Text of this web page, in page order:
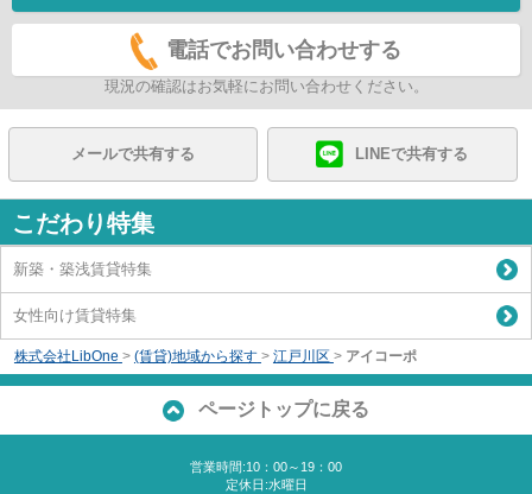
電話でお問い合わせする
現況の確認はお気軽にお問い合わせください。
メールで共有する LINEで共有する
こだわり特集
新築・築浅賃貸特集
女性向け賃貸特集
株式会社LibOne > (賃貸)地域から探す > 江戸川区 > アイコーポ
ページトップに戻る
営業時間:10：00～19：00
定休日:水曜日